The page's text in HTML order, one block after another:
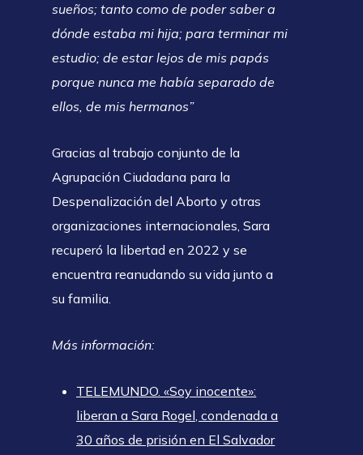
sueños; tanto como de poder saber a
dónde estaba mi hija; para terminar mi
estudio; de estar lejos de mis papás
porque nunca me había separado de
ellos, de mis hermanos”
Gracias al trabajo conjunto de la
Agrupación Ciudadana para la
Despenalización del Aborto y otras
organizaciones internacionales, Sara
recuperó la libertad en 2022 y se
encuentra reanudando su vida junto a
su familia.
Más información:
TELEMUNDO. «Soy inocente»:
liberan a Sara Rogel, condenada a
30 años de prisión en El Salvador